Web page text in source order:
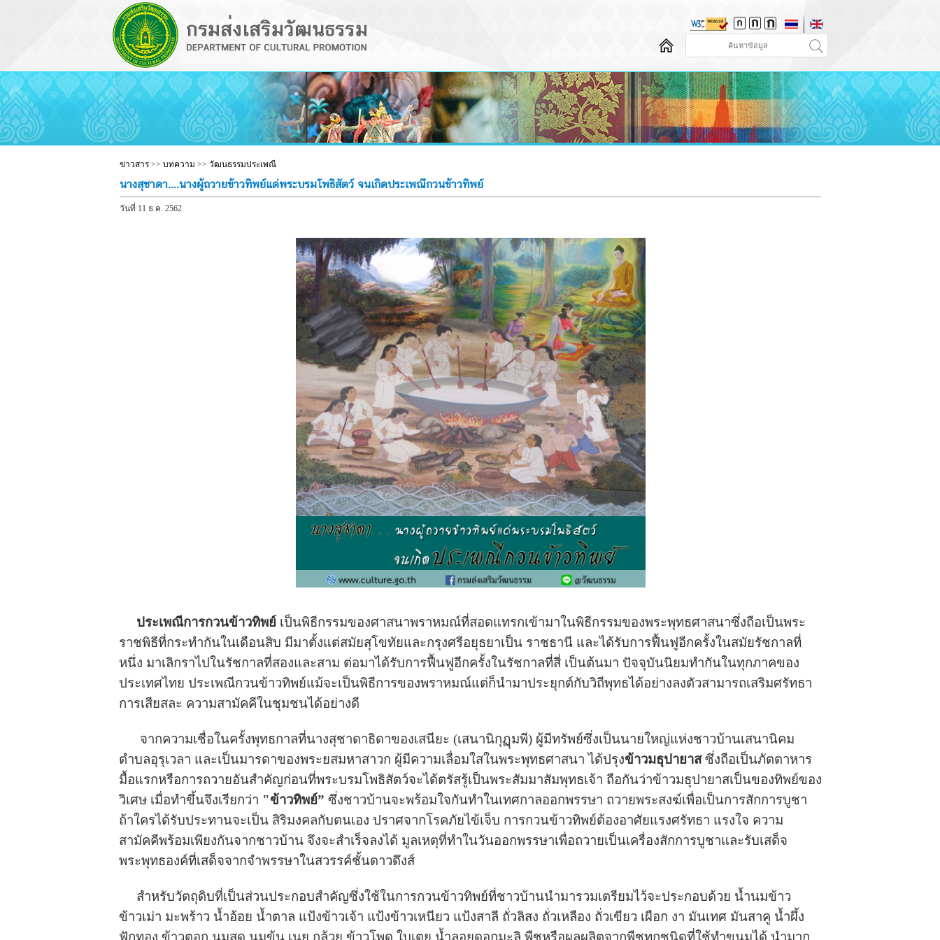
ข่าวสาร >> บทความ >> วัฒนธรรมประเพณี
นางสุชาดา....นางผู้ถวายข้าวทิพย์แด่พระบรมโพธิสัตว์ จนเกิดประเพณีกวนข้าวทิพย์
วันที่ 11 ธ.ค. 2562
ประเพณีการกวนข้าวทิพย์ เป็นพิธีกรรมของศาสนาพราหมณ์ที่สอดแทรกเข้ามาในพิธีกรรมของพระพุทธศาสนาซึ่งถือเป็นพระ
ราชพิธีที่กระทำกันในเดือนสิบ มีมาตั้งแต่สมัยสุโขทัยและกรุงศรีอยุธยาเป็น ราชธานี และได้รับการฟื้นฟูอีกครั้งในสมัยรัชกาลที่
หนึ่ง มาเลิกราไปในรัชกาลที่สองและสาม ต่อมาได้รับการฟื้นฟูอีกครั้งในรัชกาลที่สี่ เป็นต้นมา ปัจจุบันนิยมทำกันในทุกภาคของ
ประเทศไทย ประเพณีกวนข้าวทิพย์แม้จะเป็นพิธีการของพราหมณ์แต่ก็นำมาประยุกต์กับวิถีพุทธได้อย่างลงตัวสามารถเสริมศรัทธา
การเสียสละ ความสามัคคีในชุมชนได้อย่างดี
จากความเชื่อในครั้งพุทธกาลที่นางสุชาดาธิดาของเสนียะ (เสนานิกุฏุมพี) ผู้มีทรัพย์ซึ่งเป็นนายใหญ่แห่งชาวบ้านเสนานิคม
ตำบลอุรุเวลา และเป็นมารดาของพระยสมหาสาวก ผู้มีความเลื่อมใสในพระพุทธศาสนา ได้ปรุงข้าวมธุปายาสซึ่งถือเป็นภัตตาหาร
มื้อแรกหรือการถวายอันสำคัญก่อนที่พระบรมโพธิสัตว์จะได้ตรัสรู้เป็นพระสัมมาสัมพุทธเจ้า ถือกันว่าข้าวมธุปายาสเป็นของทิพย์ของ
วิเศษ เมื่อทำขึ้นจึงเรียกว่า "ข้าวทิพย์” ซึ่งชาวบ้านจะพร้อมใจกันทำในเทศกาลออกพรรษา ถวายพระสงฆ์เพื่อเป็นการสักการบูชา
ถ้าใครได้รับประทานจะเป็น สิริมงคลกับตนเอง ปราศจากโรคภัยไข้เจ็บ การกวนข้าวทิพย์ต้องอาศัยแรงศรัทธา แรงใจ ความ
สามัคคีพร้อมเพียงกันจากชาวบ้าน จึงจะสำเร็จลงได้ มูลเหตุที่ทำในวันออกพรรษาเพื่อถวายเป็นเครื่องสักการบูชาและรับเสด็จ
พระพุทธองค์ที่เสด็จจากจำพรรษาในสวรรค์ชั้นดาวดึงส์
สำหรับวัตถุดิบที่เป็นส่วนประกอบสำคัญซึ่งใช้ในการกวนข้าวทิพย์ที่ชาวบ้านนำมารวมเตรียมไว้จะประกอบด้วย น้ำนมข้าว
ข้าวเม่า มะพร้าว น้ำอ้อย น้ำตาล แป้งข้าวเจ้า แป้งข้าวเหนียว แป้งสาลี ถั่วลิสง ถั่วเหลือง ถั่วเขียว เผือก งา มันเทศ มันสาคู น้ำผึ้ง
ฟักทอง ข้าวตอก นมสด นมข้น เนย กล้วย ข้าวโพด ใบเตย น้ำลอยดอกมะลิ พืชหรือผลผลิตจากพืชทุกชนิดที่ใช้ทำขนมได้ นำมาก